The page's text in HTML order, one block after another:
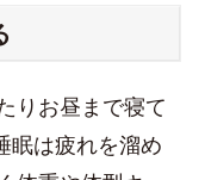
りお昼まで寝て
眠は疲れを溜め